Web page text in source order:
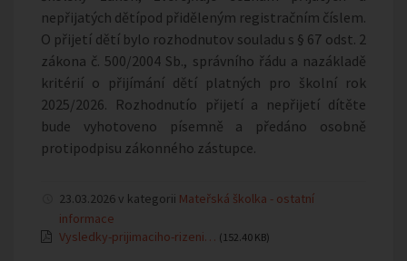
nepřijatých dětípod přiděleným registračním číslem.
O přijetí dětí bylo rozhodnutov souladu s § 67 odst. 2
zákona č. 500/2004 Sb., správního řádu a nazákladě
kritérií o přijímání dětí platných pro školní rok
2025/2026. Rozhodnutío přijetí a nepřijetí dítěte
bude vyhotoveno písemně a předáno osobně
protipodpisu zákonného zástupce.
23.03.2026 v kategorii Mateřská školka - ostatní
informace
Vysledky-prijimaciho-rizeni… (152.40 KB)